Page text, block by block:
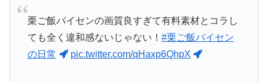
栗ご飯パイセンの画質良すぎて有料素材とコラし
ても全く違和感ないじゃない！ #栗ご飯パイセン
の日常
pic.twitter.com/qHaxp6QhpX